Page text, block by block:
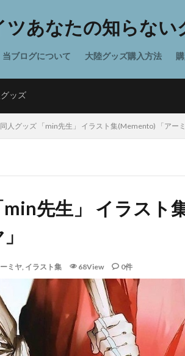
ツあなたの知らな
当ブログについて 大陸グッズ購入方法
ッズ
人グッズ 「min先生」 イラスト集(Memento) 「アーミ
先生」 イラスト
ミヤ, イラスト集 68View 0件